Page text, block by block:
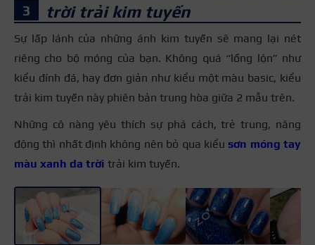
trời trải kim tuyến
Sự lấp lánh của những ánh kim tuyến sẽ mang lại nét
riêng cho bộ móng của bạn. Không quá “lồng lộn” như
kiểu đính đá, hay đơn giản như kiểu một màu basic, kiểu
trải kim tuyến này phiên bản trung hòa giữa 2 mẫu trên.
Những cô nàng yêu thích sự phá cách, trẻ trung, năng
động thì nhất định không nên bỏ qua kiểu sơn móng tay
màu xanh da trời trải kim tuyến.